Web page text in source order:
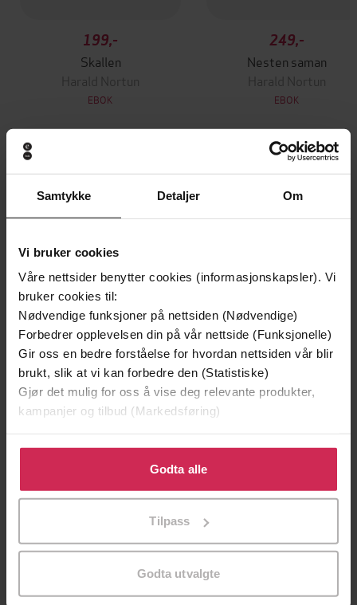
Samtykke Detaljer Om
Vi bruker cookies
Våre nettsider benytter cookies (informasjonskapsler). Vi
bruker cookies til:
Nødvendige funksjoner på nettsiden (Nødvendige)
Forbedrer opplevelsen din på vår nettside (Funksjonelle)
Gir oss en bedre forståelse for hvordan nettsiden vår blir
brukt, slik at vi kan forbedre den (Statistiske)
Gjør det mulig for oss å vise deg relevante produkter,
kampanjer og tilbud (Markedsføring)
Klikk på «Godta alle» for å gi oss ditt samtykke til å
bruke cookies for alle disse formålene. Du kan også
tilpasse ditt samtykke til spesifikke formål ved å klikke
Godta alle
Tilpass
Godta utvalgte
199,-
Skallen
Harald Nortun
EBOK
249,-
Nesten saman
Harald Nortun
EBOK
Andre har også kjøpt
Å vanne blomster om kvelden
Kongen av Os